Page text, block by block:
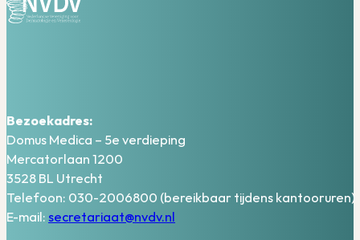
Bezoekadres:
Domus Medica – 5e verdieping
Mercatorlaan 1200
3528 BL Utrecht
Telefoon: 030-2006800 (bereikbaar tijdens kantooruren)
E-mail: secretariaat@nvdv.nl